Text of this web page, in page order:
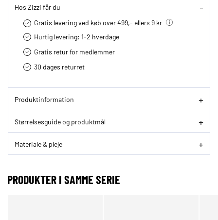
Hos Zizzi får du
Gratis levering ved køb over 499,- ellers 9 kr
Hurtig levering­: 1-2 hverdage
Gratis retur for medlemmer
30 dages returret
Produktinformation
Størrelsesguide og produktmål
Materiale & pleje
PRODUKTER I SAMME SERIE